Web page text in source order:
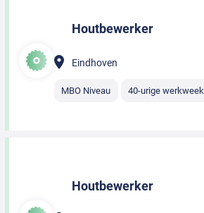
Houtbewerker
Eindhoven
MBO Niveau 40-urige werkweek
Houtbewerker